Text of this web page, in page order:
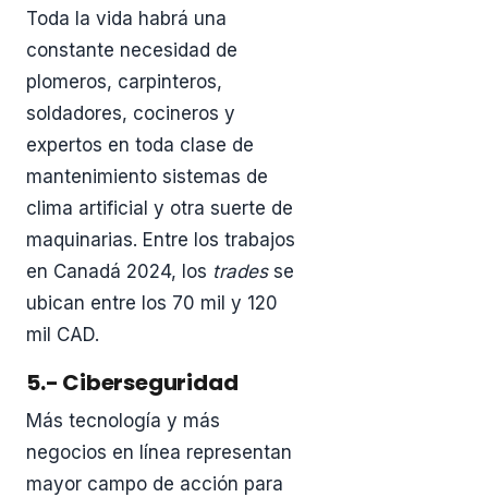
Toda la vida habrá una
constante necesidad de
plomeros, carpinteros,
soldadores, cocineros y
expertos en toda clase de
mantenimiento sistemas de
clima artificial y otra suerte de
maquinarias. Entre los trabajos
en Canadá 2024, los tradesse
ubican entre los 70 mil y 120
mil CAD.
5.- Ciberseguridad
Más tecnología y más
negocios en línea representan
mayor campo de acción para